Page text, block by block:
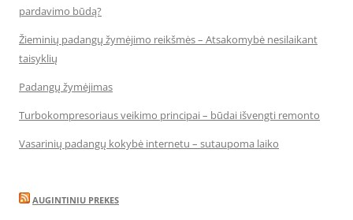
pardavimo būdą?
Žieminių padangų žymėjimo reikšmės – Atsakomybė nesilaikant
taisyklių
Padangų žymėjimas
Turbokompresoriaus veikimo principai – būdai išvengti remonto
Vasarinių padangų kokybė internetu – sutaupoma laiko
AUGINTINIU PREKES